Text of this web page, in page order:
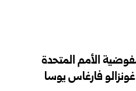
الأمم المتحدة
فارغاس يوسا